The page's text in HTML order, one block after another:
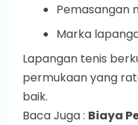
Pemasangan
Marka
Lapangan tenis
permukaan yang
baik.
Baca Juga : Biaya